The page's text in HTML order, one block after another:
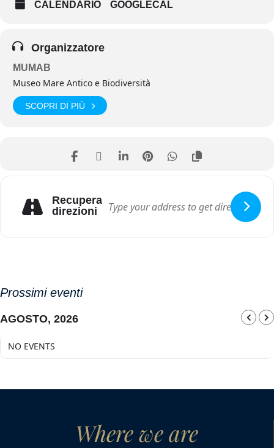
CALENDARIO GOOGLECAL
Organizzatore
MUMAB
Museo Mare Antico e Biodiversità
SCOPRI DI PIÙ
Recupera
direzioni
Prossimi eventi
AGOSTO, 2026
NO EVENTS
Where we are